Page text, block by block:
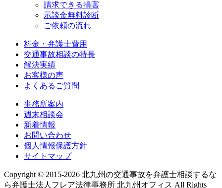
請求できる損害
示談金無料診断
ご依頼の流れ
料金・弁護士費用
交通事故相談の特長
解決実績
お客様の声
よくあるご質問
事務所案内
週末相談会
新着情報
お問い合わせ
個人情報保護方針
サイトマップ
Copyright © 2015-2026 北九州の交通事故を弁護士相談するな
ら弁護士法人フレア法律事務所 北九州オフィス All Rights